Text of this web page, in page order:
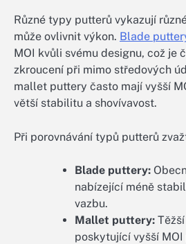
Různé typy putterů vykazují
může ovlivnit výkon. Blade
MOI kvůli svému designu, což je
zkroucení při mimo středových
mallet puttery často mají vyšší
větší stabilitu a shovívavost.
Při porovnávání typů putterů
Blade puttery:
nabízející méně
vazbu.
Mallet puttery:
poskytující vyšší MOI